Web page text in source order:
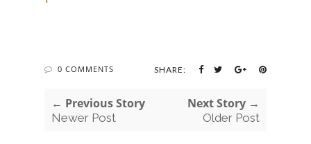
0 COMMENTS SHARE:
← Previous Story
Newer Post
Next Story →
Older Post